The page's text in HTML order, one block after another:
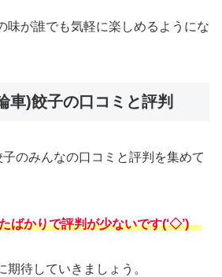
味が誰でも気軽に楽しめるようにな
車)餃子の口コミと評判
のみんなの口コミと評判を集めて
ばかりで評判が少ないです(‘◇’)ゞ
待していきましょう。